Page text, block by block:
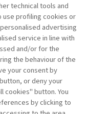
AGLI
oppure
technical tools and
use profiling cookies or
advertising
service in line with
and/or for the
the behaviour of the
your consent by
or deny your
cookies" button. You
by clicking to